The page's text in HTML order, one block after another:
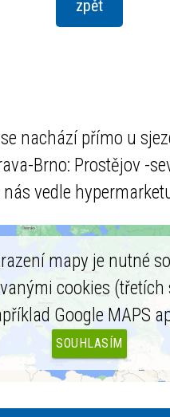
nachází přímo u
Brno: Prostějov -
vedle
mapy je nutné
cookies
Google MAPS
SOUHLASÍM